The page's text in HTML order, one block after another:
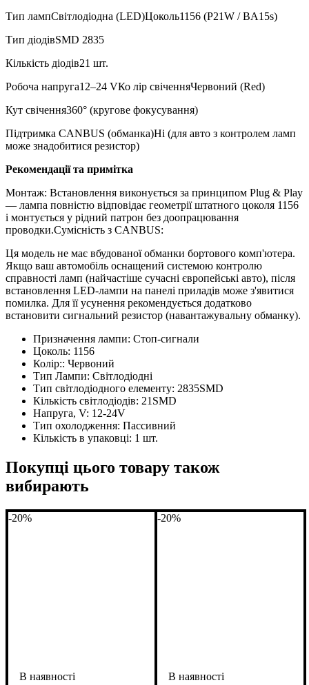
Тип лампСвітлодіодна (LED)Цоколь1156 (P21W / BA15s)
Тип діодівSMD 2835
Кількість діодів21 шт.
Робоча напруга12–24 VКо лір свіченняЧервоний (Red)
Кут свічення360° (кругове фокусування)
Підтримка CANBUS (обманка)Ні (для авто з контролем ламп
може знадобитися резистор)
Рекомендації та примітка
Монтаж: Встановлення виконується за принципом Plug & Play
— лампа повністю відповідає геометрії штатного цоколя 1156
і монтується у рідний патрон без доопрацювання
проводки.Сумісність з CANBUS:
Ця модель не має вбудованої обманки бортового комп'ютера.
Якщо ваш автомобіль оснащений системою контролю
справності ламп (найчастіше сучасні європейські авто), після
встановлення LED-лампи на панелі приладів може з'явитися
помилка. Для її усунення рекомендується додатково
встановити сигнальний резистор (навантажувальну обманку).
Призначення лампи: Стоп-сигнали
Цоколь: 1156
Колір:: Червоний
Тип Лампи: Світлодіодні
Тип світлодіодного елементу: 2835SMD
Кількість світлодіодів: 21SMD
Напруга, V: 12-24V
Тип охолодження: Пассивний
Кількість в упаковці: 1 шт.
Покупці цього товару також
вибирають
-20% -20%